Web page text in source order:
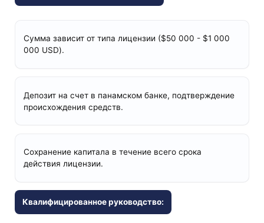
Сумма зависит от типа лицензии ($50 000 - $1 000
000 USD).
Депозит на счет в панамском банке, подтверждение
происхождения средств.
Сохранение капитала в течение всего срока
действия лицензии.
Квалифицированное руководство: